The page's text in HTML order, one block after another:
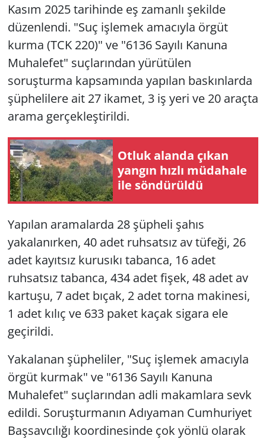
Kasım 2025 tarihinde eş zamanlı şekilde
düzenlendi. "Suç işlemek amacıyla örgüt
kurma (TCK 220)" ve "6136 Sayılı Kanuna
Muhalefet" suçlarından yürütülen
soruşturma kapsamında yapılan baskınlarda
şüphelilere ait 27 ikamet, 3 iş yeri ve 20 araçta
arama gerçekleştirildi.
Otluk alanda çıkan
yangın hızlı müdahale
ile söndürüldü
Yapılan aramalarda 28 şüpheli şahıs
yakalanırken, 40 adet ruhsatsız av tüfeği, 26
adet kayıtsız kurusıkı tabanca, 16 adet
ruhsatsız tabanca, 434 adet fişek, 48 adet av
kartuşu, 7 adet bıçak, 2 adet torna makinesi,
1 adet kılıç ve 633 paket kaçak sigara ele
geçirildi.
Yakalanan şüpheliler, "Suç işlemek amacıyla
örgüt kurmak" ve "6136 Sayılı Kanuna
Muhalefet" suçlarından adli makamlara sevk
edildi. Soruşturmanın Adıyaman Cumhuriyet
Başsavcılığı koordinesinde çok yönlü olarak